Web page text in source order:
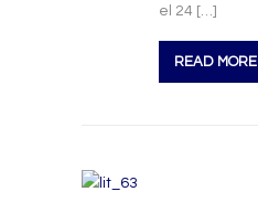
el 24 […]
READ MORE